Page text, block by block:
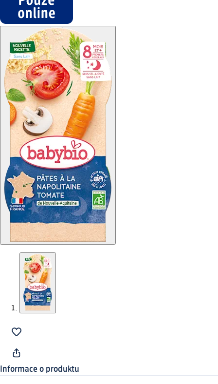
Informace o produktu